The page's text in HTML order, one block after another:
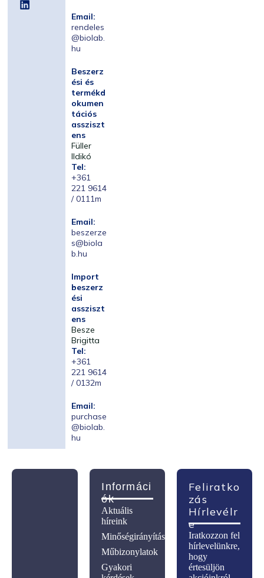
Email:
rendeles
@biolab.
hu
Beszerz
ési és
termékd
okumen
tációs
assziszt
ens
Füller
Ildikó
Tel:
+361
221 9614
/ 0111m
Email:
beszerze
s@biola
b.hu
Import
beszerz
ési
assziszt
ens
Besze
Brigitta
Tel:
+361
221 9614
/ 0132m
Email:
purchase
@biolab.
hu
Feliratko
Zás
Hírlevélr
E
Iratkozzon fel
hírlevelünkre,
hogy
értesüljön
Informáci
Ók
Aktuális
híreink
Minőségirányítás
Műbizonylatok
Gyakori